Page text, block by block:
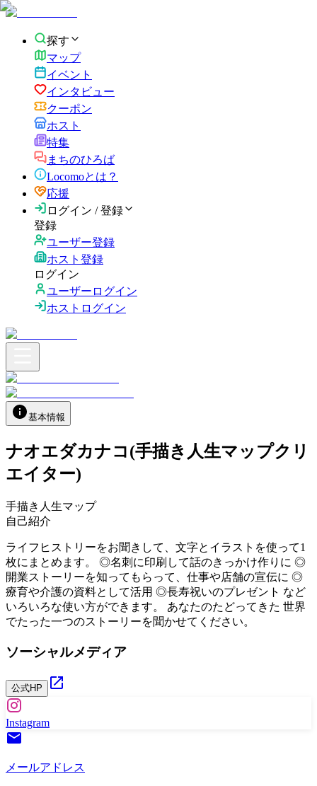
探す
マップ
イベント
インタビュー
クーポン
ホスト
特集
まちのひろば
Locomoとは？
応援
ログイン / 登録
登録
ユーザー登録
ホスト登録
ログイン
ユーザーログイン
ホストログイン
基本情報
ナオエダカナコ(手描き人生マップクリ
エイター)
手描き人生マップ
自己紹介
ライフヒストリーをお聞きして、文字とイラストを使って1
枚にまとめます。 ◎名刺に印刷して話のきっかけ作りに ◎
開業ストーリーを知ってもらって、仕事や店舗の宣伝に ◎
療育や介護の資料として活用 ◎長寿祝いのプレゼント など
いろいろな使い方ができます。 あなたのたどってきた 世界
でたった一つのストーリーを聞かせてください。
ソーシャルメディア
公式HP
Instagram
メールアドレス